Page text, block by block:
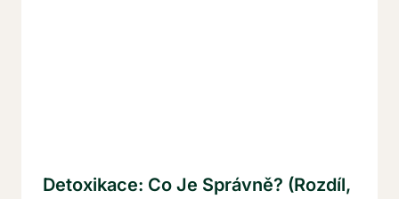
Detoxikace: Co Je Správně? (Rozdíl,